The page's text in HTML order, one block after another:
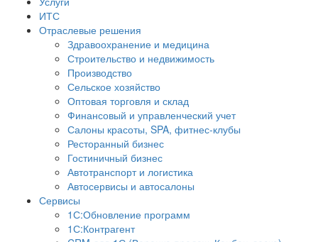
ИТС
Отраслевые решения
Здравоохранение и медицина
Строительство и недвижимость
Производство
Сельское хозяйство
Оптовая торговля и склад
Финансовый и управленческий учет
Салоны красоты, SPA, фитнес-клубы
Ресторанный бизнес
Гостиничный бизнес
Автотранспорт и логистика
Автосервисы и автосалоны
Сервисы
1С:Обновление программ
1С:Контрагент